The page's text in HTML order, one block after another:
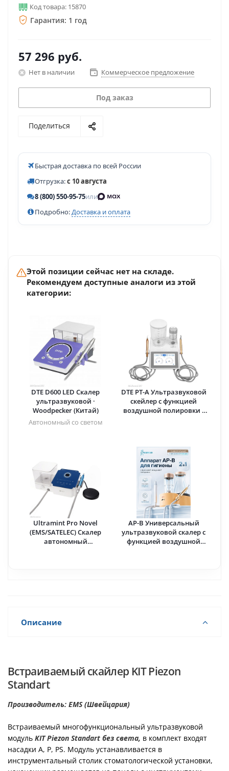
Код товара: 15870
Гарантия: 1 год
57 296 руб.
Нет в наличии Коммерческое предложение
Под заказ
Поделиться
Быстрая доставка по всей России
Отгрузка:с 10 августа
8 (800) 550-95-75или
Подробно:Доставка и оплата
Этой позиции сейчас нет на складе.
Рекомендуем доступные аналоги из этой
категории:
DTE D600 LED Скалер
ультразвуковой ·
Woodpecker (Китай)
Автономный со светом
DTE PT-A Ультразвуковой
скейлер с функцией
воздушной полировки ·
Ultramint Pro Novel
(EMS/SATELEC) Скалер
автономный
AP-B Универсальный
ультразвуковой скалер с
функцией воздушной
Описание
Встраиваемый скайлер KIT Piezon
Standart
Производитель: EMS (Швейцария)
Встраиваемый многофункциональный ультразвуковой
модуль KIT Piezon Standart без света, в комплект входят
насадки A, P, PS. Модуль устанавливается в
инструментальный столик стоматологической установки,